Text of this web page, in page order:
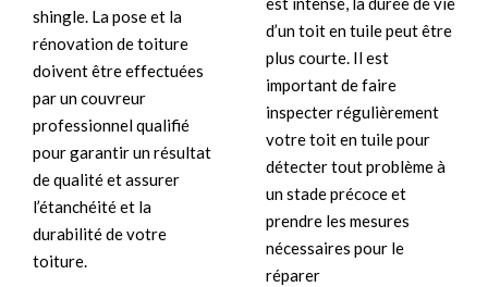
shingle. La pose et la
rénovation de toiture
doivent être effectuées
par un couvreur
professionnel qualifié
pour garantir un résultat
de qualité et assurer
l’étanchéité et la
durabilité de votre
toiture.
d’un toit en tuile peut être
plus courte. Il est
important de faire
inspecter régulièrement
votre toit en tuile pour
détecter tout problème à
un stade précoce et
prendre les mesures
nécessaires pour le
réparer